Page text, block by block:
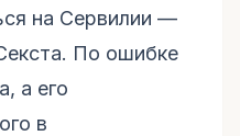
на Сервилии —
По ошибке
а его
в